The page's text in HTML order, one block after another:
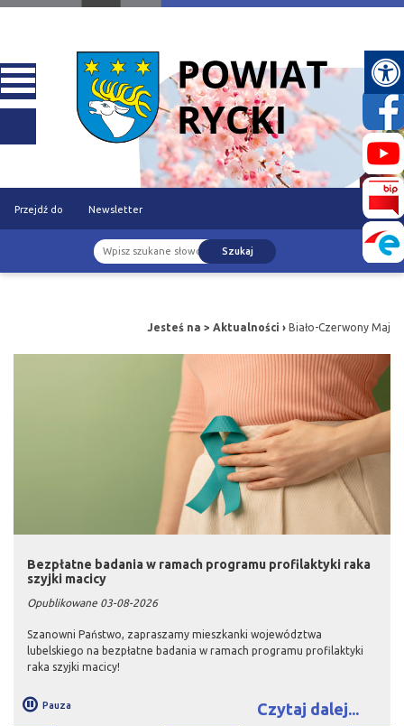
Przejdź do Newsletter
Szukaj
Jesteś na > Aktualności › Biało-Czerwony Maj
Bezpłatne badania w ramach programu profilaktyki raka
szyjki macicy
Opublikowane 03-08-2026
Szanowni Państwo, zapraszamy mieszkanki województwa
lubelskiego na bezpłatne badania w ramach programu profilaktyki
raka szyjki macicy!
Czytaj dalej...
Pauza